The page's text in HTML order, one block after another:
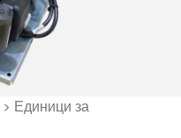
> Единици за